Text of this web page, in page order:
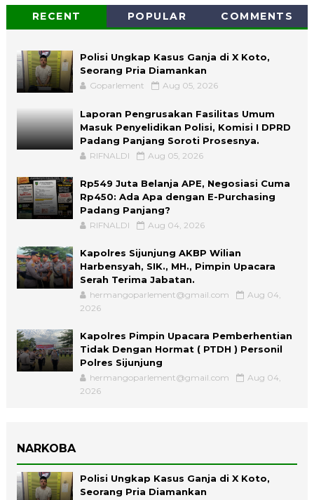
RECENT POPULAR COMMENTS
Polisi Ungkap Kasus Ganja di X Koto,
Seorang Pria Diamankan
Goparlement Aug 05, 2026
Laporan Pengrusakan Fasilitas Umum
Masuk Penyelidikan Polisi, Komisi I DPRD
Padang Panjang Soroti Prosesnya.
RIFNALDI Aug 05, 2026
Rp549 Juta Belanja APE, Negosiasi Cuma
Rp450: Ada Apa dengan E-Purchasing
Padang Panjang?
RIFNALDI Aug 04, 2026
Kapolres Sijunjung AKBP Wilian
Harbensyah, SIK., MH., Pimpin Upacara
Serah Terima Jabatan.
hermangoparlement@gmail.com
Aug 04,
2026
Kapolres Pimpin Upacara Pemberhentian
Tidak Dengan Hormat ( PTDH ) Personil
Polres Sijunjung
hermangoparlement@gmail.com
Aug 04,
2026
NARKOBA
Polisi Ungkap Kasus Ganja di X Koto,
Seorang Pria Diamankan